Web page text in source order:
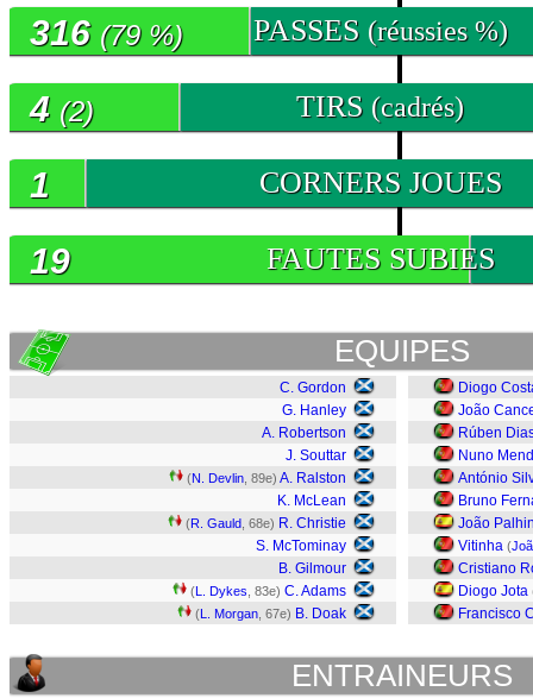
PASSES (réussies %)
316 (79 %)
TIRS (cadrés)
4 (2)
CORNERS JOUES
1
FAUTES SUBIES
19
EQUIPES
C. Gordon
G. Hanley
A. Robertson
J. Souttar
(N. Devlin , 89e) A. Ralston
K. McLean
(R. Gauld , 68e) R. Christie
S. McTominay
B. Gilmour
(L. Dykes , 83e) C. Adams
(L. Morgan , 67e) B. Doak
Diogo
João
Rúben
Nuno
António
Bruno
João
Vitinha (
Cristiano
Diogo Jota
Francisco
ENTRAINEURS